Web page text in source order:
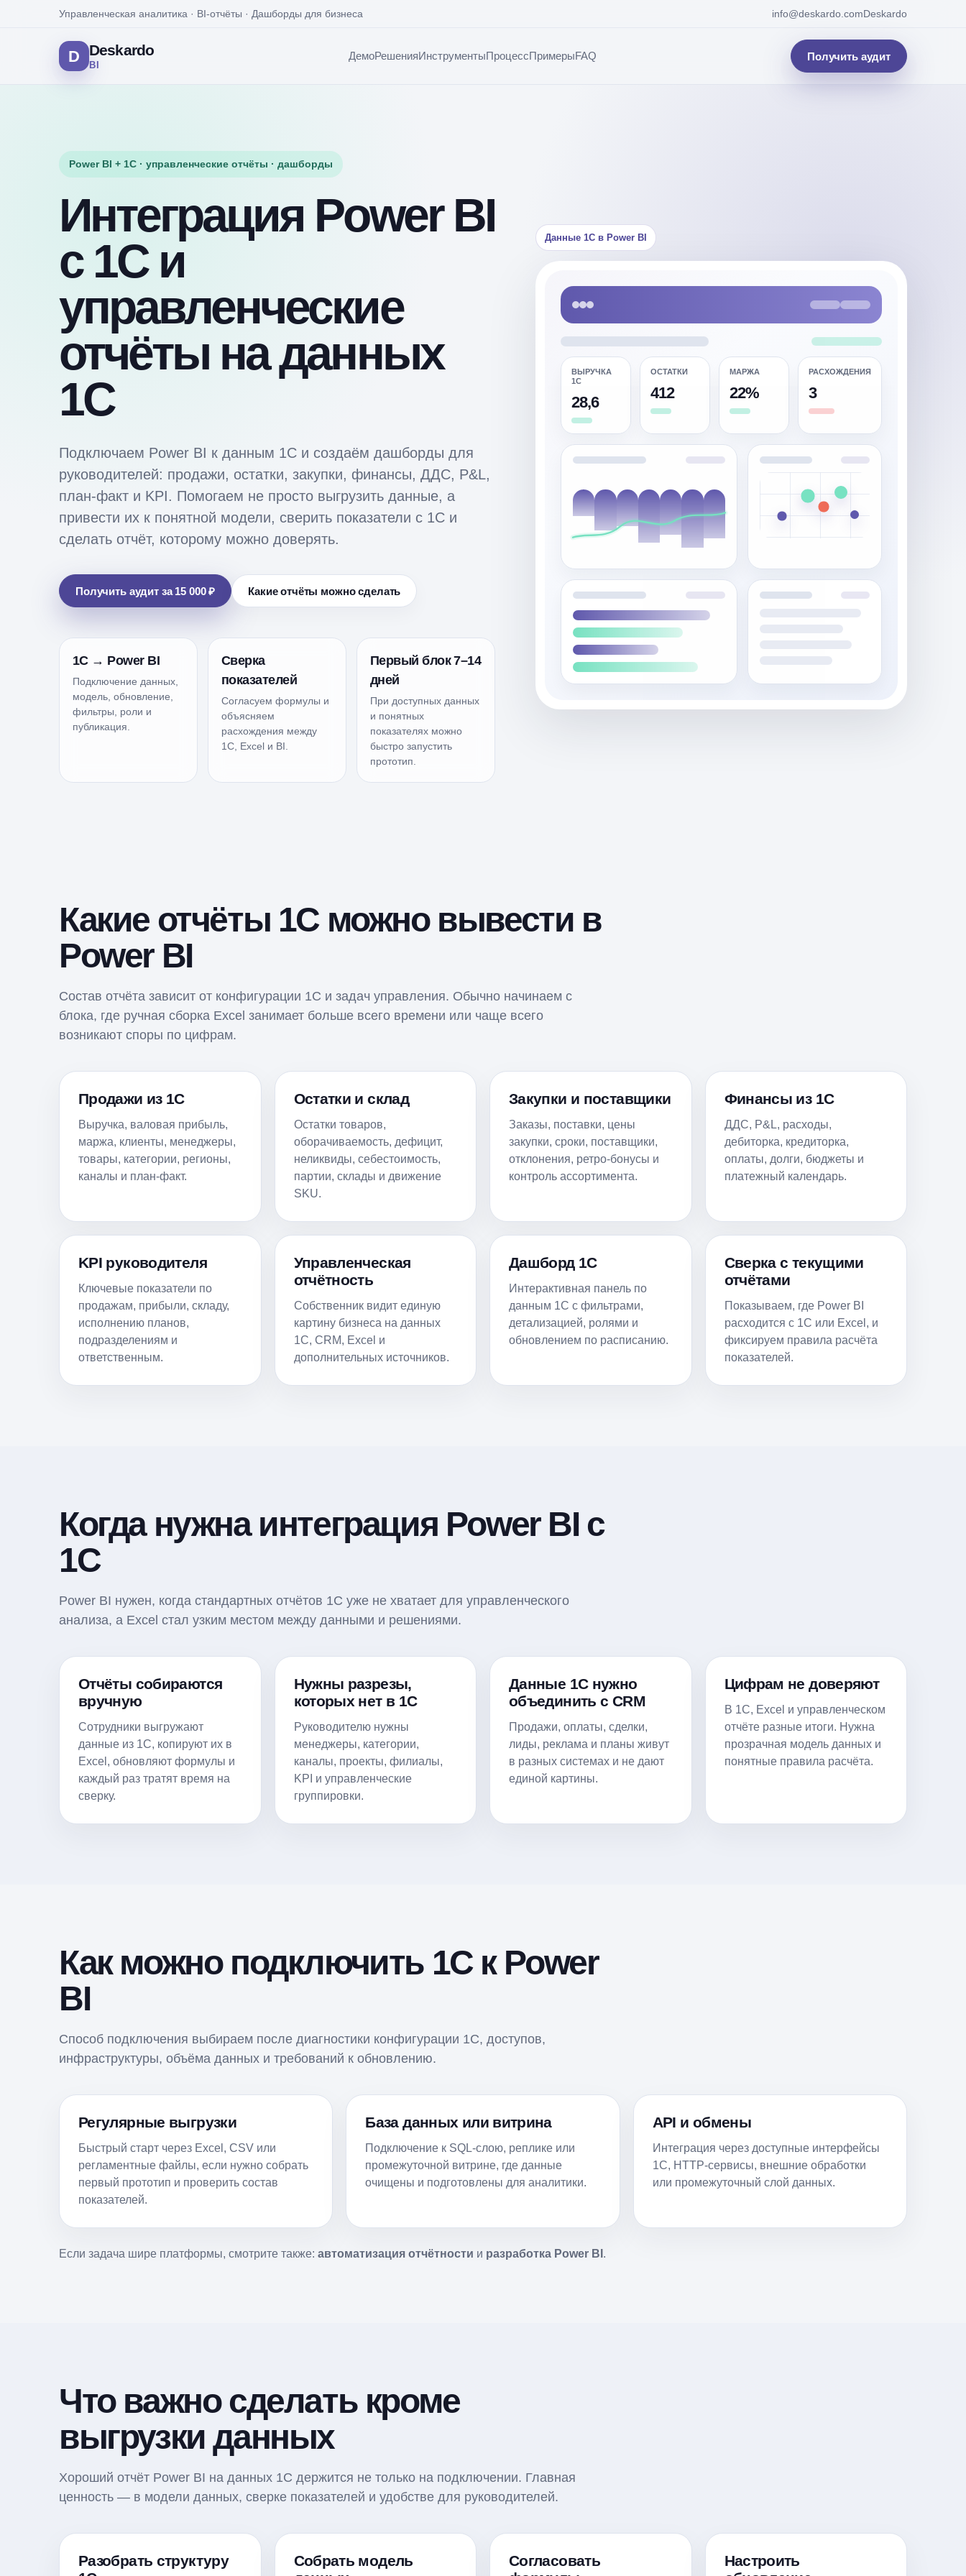
Управленческая аналитика · BI-отчёты · Дашборды для бизнеса info@deskardo.comDeskardo
D Deskardo
BI
ДемоРешенияИнструментыПроцессПримерыFAQ Получить аудит
Power BI + 1С · управленческие отчёты · дашборды
Интеграция Power BI
с 1С и
управленческие
отчёты на данных
1С
Подключаем Power BI к данным 1С и создаём дашборды для
руководителей: продажи, остатки, закупки, финансы, ДДС, P&L,
план-факт и KPI. Помогаем не просто выгрузить данные, а
привести их к понятной модели, сверить показатели с 1С и
сделать отчёт, которому можно доверять.
Получить аудит за 15 000 ₽ Какие отчёты можно сделать
1С → Power BI
Подключение данных,
модель, обновление,
фильтры, роли и
публикация.
Сверка
показателей
Согласуем формулы и
объясняем
расхождения между
1С, Excel и BI.
Первый блок 7–14
дней
При доступных данных
и понятных
показателях можно
быстро запустить
прототип.
Данные 1С в Power BI
ВЫРУЧКА
1С
28,6
ОСТАТКИ
412
МАРЖА
22%
РАСХОЖДЕНИЯ
3
Какие отчёты 1С можно вывести в
Power BI
Состав отчёта зависит от конфигурации 1С и задач управления. Обычно начинаем с
блока, где ручная сборка Excel занимает больше всего времени или чаще всего
возникают споры по цифрам.
Продажи из 1С
Выручка, валовая прибыль,
маржа, клиенты, менеджеры,
товары, категории, регионы,
каналы и план-факт.
Остатки и склад
Остатки товаров,
оборачиваемость, дефицит,
неликвиды, себестоимость,
партии, склады и движение
SKU.
Закупки и поставщики
Заказы, поставки, цены
закупки, сроки, поставщики,
отклонения, ретро-бонусы и
контроль ассортимента.
Финансы из 1С
ДДС, P&L, расходы,
дебиторка, кредиторка,
оплаты, долги, бюджеты и
платежный календарь.
KPI руководителя
Ключевые показатели по
продажам, прибыли, складу,
исполнению планов,
подразделениям и
ответственным.
Управленческая
отчётность
Собственник видит единую
картину бизнеса на данных
1С, CRM, Excel и
дополнительных источников.
Дашборд 1С
Интерактивная панель по
данным 1С с фильтрами,
детализацией, ролями и
обновлением по расписанию.
Сверка с текущими
отчётами
Показываем, где Power BI
расходится с 1С или Excel, и
фиксируем правила расчёта
показателей.
Когда нужна интеграция Power BI с
1С
Power BI нужен, когда стандартных отчётов 1С уже не хватает для управленческого
анализа, а Excel стал узким местом между данными и решениями.
Отчёты собираются
вручную
Сотрудники выгружают
данные из 1С, копируют их в
Excel, обновляют формулы и
каждый раз тратят время на
сверку.
Нужны разрезы,
которых нет в 1С
Руководителю нужны
менеджеры, категории,
каналы, проекты, филиалы,
KPI и управленческие
группировки.
Данные 1С нужно
объединить с CRM
Продажи, оплаты, сделки,
лиды, реклама и планы живут
в разных системах и не дают
единой картины.
Цифрам не доверяют
В 1С, Excel и управленческом
отчёте разные итоги. Нужна
прозрачная модель данных и
понятные правила расчёта.
Как можно подключить 1С к Power
BI
Способ подключения выбираем после диагностики конфигурации 1С, доступов,
инфраструктуры, объёма данных и требований к обновлению.
Регулярные выгрузки
Быстрый старт через Excel, CSV или
регламентные файлы, если нужно собрать
первый прототип и проверить состав
показателей.
База данных или витрина
Подключение к SQL-слою, реплике или
промежуточной витрине, где данные
очищены и подготовлены для аналитики.
API и обмены
Интеграция через доступные интерфейсы
1С, HTTP-сервисы, внешние обработки
или промежуточный слой данных.
Если задача шире платформы, смотрите также: автоматизация отчётности и разработка Power BI .
Что важно сделать кроме
выгрузки данных
Хороший отчёт Power BI на данных 1С держится не только на подключении. Главная
ценность — в модели данных, сверке показателей и удобстве для руководителей.
Разобрать структуру
Собрать модель
Согласовать
Настроить